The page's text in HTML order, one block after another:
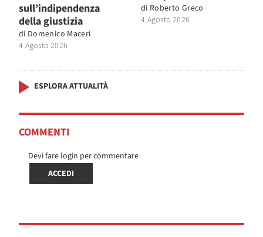
sull’indipendenza
della giustizia
di Domenico Maceri
4 Agosto 2026
di Roberto Greco
4 Agosto 2026
ESPLORA ATTUALITÀ
COMMENTI
Devi fare login per commentare
ACCEDI